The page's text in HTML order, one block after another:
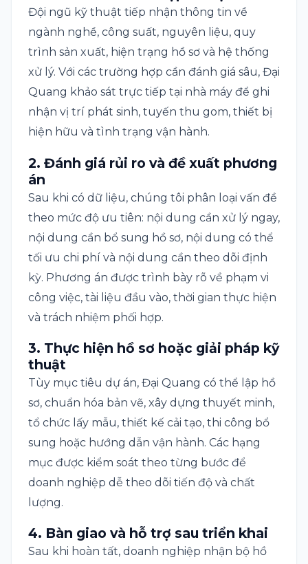
Đội ngũ kỹ thuật tiếp nhận thông tin về
ngành nghề, công suất, nguyên liệu, quy
trình sản xuất, hiện trạng hồ sơ và hệ thống
xử lý. Với các trường hợp cần đánh giá sâu, Đại
Quang khảo sát trực tiếp tại nhà máy để ghi
nhận vị trí phát sinh, tuyến thu gom, thiết bị
hiện hữu và tình trạng vận hành.
2. Đánh giá rủi ro và đề xuất phương
án
Sau khi có dữ liệu, chúng tôi phân loại vấn đề
theo mức độ ưu tiên: nội dung cần xử lý ngay,
nội dung cần bổ sung hồ sơ, nội dung có thể
tối ưu chi phí và nội dung cần theo dõi định
kỳ. Phương án được trình bày rõ về phạm vi
công việc, tài liệu đầu vào, thời gian thực hiện
và trách nhiệm phối hợp.
3. Thực hiện hồ sơ hoặc giải pháp kỹ
thuật
Tùy mục tiêu dự án, Đại Quang có thể lập hồ
sơ, chuẩn hóa bản vẽ, xây dựng thuyết minh,
tổ chức lấy mẫu, thiết kế cải tạo, thi công bổ
sung hoặc hướng dẫn vận hành. Các hạng
mục được kiểm soát theo từng bước để
doanh nghiệp dễ theo dõi tiến độ và chất
lượng.
4. Bàn giao và hỗ trợ sau triển khai
Sau khi hoàn tất, doanh nghiệp nhận bộ hồ